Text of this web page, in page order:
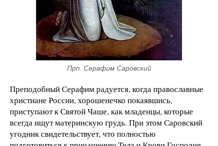
Прп. Серафим Саровский
Преподобный Серафим радуется, когда православные
христиане России, хорошенечко покаявшись,
приступают к Святой Чаше, как младенцы, которые
всегда ищут материнскую грудь. При этом Саровский
угодник свидетельствует, что полностью